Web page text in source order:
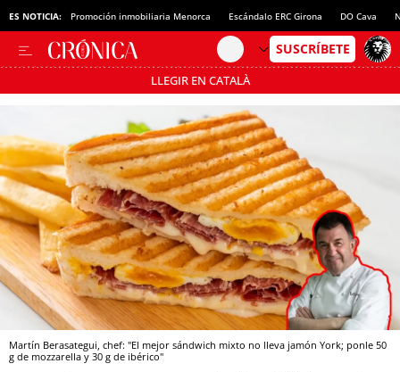
ES NOTICIA: Promoción inmobiliaria Menorca Escándalo ERC Girona DO Cava
LLEGIR EN CATALÀ
Pásate al MODO AHORRO
Martín Berasategui, chef: "El mejor sándwich mixto no lleva jamón York; ponle 50
g de mozzarella y 30 g de ibérico"